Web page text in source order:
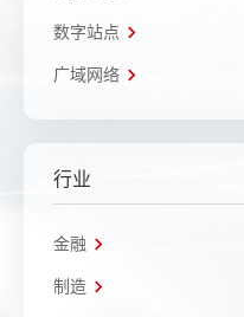
数字站点
广域网络
行业
金融
制造